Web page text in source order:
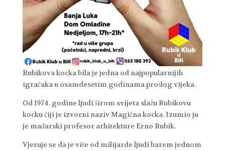
Rubikova kocka bila je jedna od najpopularnijih
igračaka u osamdesetim godinama prošlog vijeka.
Od 1974. godine ljudi širom svijeta slažu Rubikovu
kocku čiji je izvorni naziv Magična kocka. Izumio ju
je mađarski profesor arhitekture Erno Rubik.
Vjeruje se da je više od milijarde ljudi barem jednom